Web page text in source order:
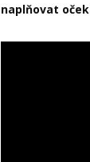
naplňovat